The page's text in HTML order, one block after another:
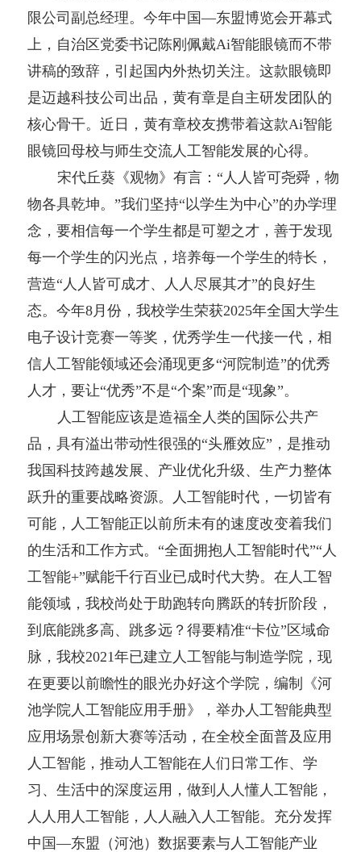
限公司副总经理。今年中国—东盟博览会开幕式
上，自治区党委书记陈刚佩戴Ai智能眼镜而不带
讲稿的致辞，引起国内外热切关注。这款眼镜即
是迈越科技公司出品，黄有章是自主研发团队的
核心骨干。近日，黄有章校友携带着这款Ai智能
眼镜回母校与师生交流人工智能发展的心得。
宋代丘葵《观物》有言：“人人皆可尧舜，物
物各具乾坤。”我们坚持“以学生为中心”的办学理
念，要相信每一个学生都是可塑之才，善于发现
每一个学生的闪光点，培养每一个学生的特长，
营造“人人皆可成才、人人尽展其才”的良好生
态。今年8月份，我校学生荣获2025年全国大学生
电子设计竞赛一等奖，优秀学生一代接一代，相
信人工智能领域还会涌现更多“河院制造”的优秀
人才，要让“优秀”不是“个案”而是“现象”。
人工智能应该是造福全人类的国际公共产
品，具有溢出带动性很强的“头雁效应”，是推动
我国科技跨越发展、产业优化升级、生产力整体
跃升的重要战略资源。人工智能时代，一切皆有
可能，人工智能正以前所未有的速度改变着我们
的生活和工作方式。“全面拥抱人工智能时代”“人
工智能+”赋能千行百业已成时代大势。在人工智
能领域，我校尚处于助跑转向腾跃的转折阶段，
到底能跳多高、跳多远？得要精准“卡位”区域命
脉，我校2021年已建立人工智能与制造学院，现
在更要以前瞻性的眼光办好这个学院，编制《河
池学院人工智能应用手册》，举办人工智能典型
应用场景创新大赛等活动，在全校全面普及应用
人工智能，推动人工智能在人们日常工作、学
习、生活中的深度运用，做到人人懂人工智能，
人人用人工智能，人人融入人工智能。充分发挥
中国—东盟（河池）数据要素与人工智能产业